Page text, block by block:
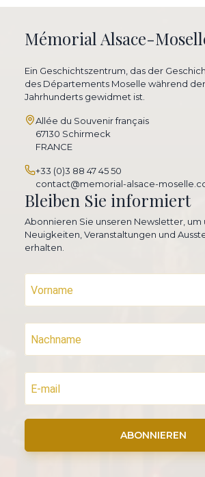
Mémorial Alsace-
Ein Geschichtszentrum, das der
des Départements Moselle während
Jahrhunderts gewidmet ist.
Allée du Souvenir français
67130 Schirmeck
FRANCE
+33 (0)3 88 47 45 50
contact@memorial-alsace-
Bleiben Sie informiert
Abonnieren Sie unseren Newsletter, um
Neuigkeiten, Veranstaltungen und
erhalten.
ABONNIEREN